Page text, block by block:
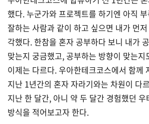
했다. 누군가와 프로젝트를 하기엔 아직
잘하는 사람과 같이 하고 싶으면 내가 먼
각했다. 한참을 혼자 공부하다 보니 내가
맞는지 궁금했고, 공부하는 방향이 맞는지
이제는 다르다. 우아한테크코스에서 함께
지난 1년간의 혼자 자라기와는 차원이 다
지난 한 달간, 아니 약 두 달간 경험했던
방식을 적어보고자 한다.